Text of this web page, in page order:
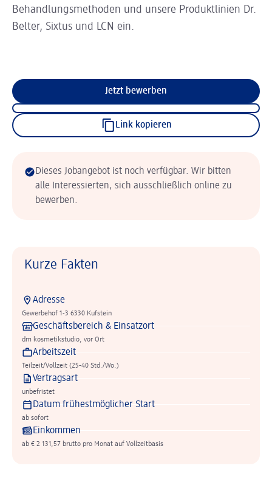
Behandlungsmethoden und unsere Produktlinien Dr.
Belter, Sixtus und LCN ein.
Jetzt bewerben
Link kopieren
Dieses Jobangebot ist noch verfügbar. Wir bitten
alle Interessierten, sich ausschließlich online zu
bewerben.
Kurze Fakten
Adresse
Gewerbehof 1-3 6330 Kufstein
Geschäftsbereich & Einsatzort
dm kosmetikstudio, vor Ort
Arbeitszeit
Teilzeit/Vollzeit (25-40 Std./Wo.)
Vertragsart
unbefristet
Datum frühestmöglicher Start
ab sofort
Einkommen
ab € 2 131,57 brutto pro Monat auf Vollzeitbasis